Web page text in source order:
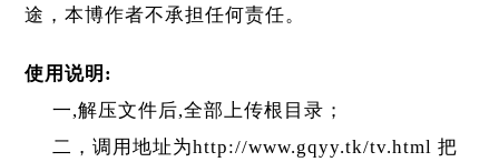
途，本博作者不承担任何责任。
使用说明:
一,解压文件后,全部上传根目录；
二，调用地址为http://www.gqyy.tk/tv.html 把